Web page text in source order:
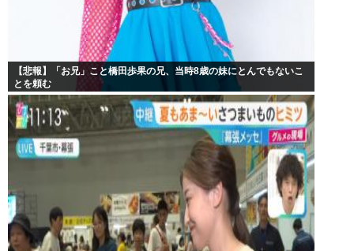
【悲報】「お兄」こと橋田歩果の兄、当時8歳の妹にとんでもないこ
とを頼む